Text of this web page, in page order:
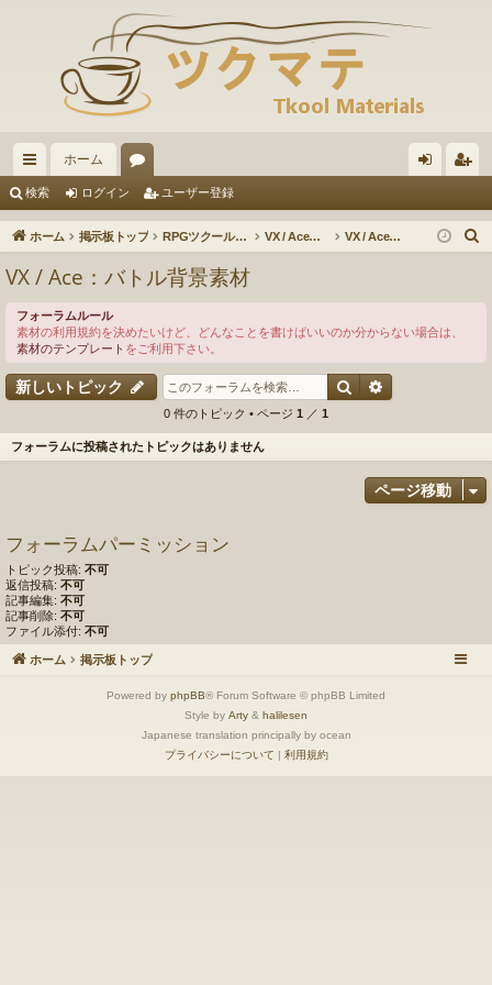
イ
ッ
ン
ク
ホーム
ー
ム
イ ザ
検索 ログイン ユーザー登録
ホーム 掲示板トップ RPGツクールVX / VXAce / XP / 2000 VX / Ace：素材の投稿・ダウンロード VX / Ace：バトル背景素材
VX / Ace：バトル背景素材
フォーラムルール
素材の利用規約を決めたいけど、どんなことを書けばいいのか分からない場合は、
素材のテンプレート をご利用下さい。
新しいトピック 検索
0 件のトピック • ページ 1 ／ 1
フォーラムに投稿されたトピックはありません
ページ移動
フォーラムパーミッション
トピック投稿: 不可
返信投稿: 不可
記事編集: 不可
記事削除: 不可
ファイル添付: 不可
ホーム 掲示板トップ
Powered by phpBB® Forum Software © phpBB Limited
Style by Arty & halilesen
Japanese translation principally by ocean
プライバシーについて | 利用規約